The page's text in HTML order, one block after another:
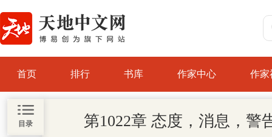
首页 排行 书库 作家中心 作家
目录 第1022章 态度，消息，警